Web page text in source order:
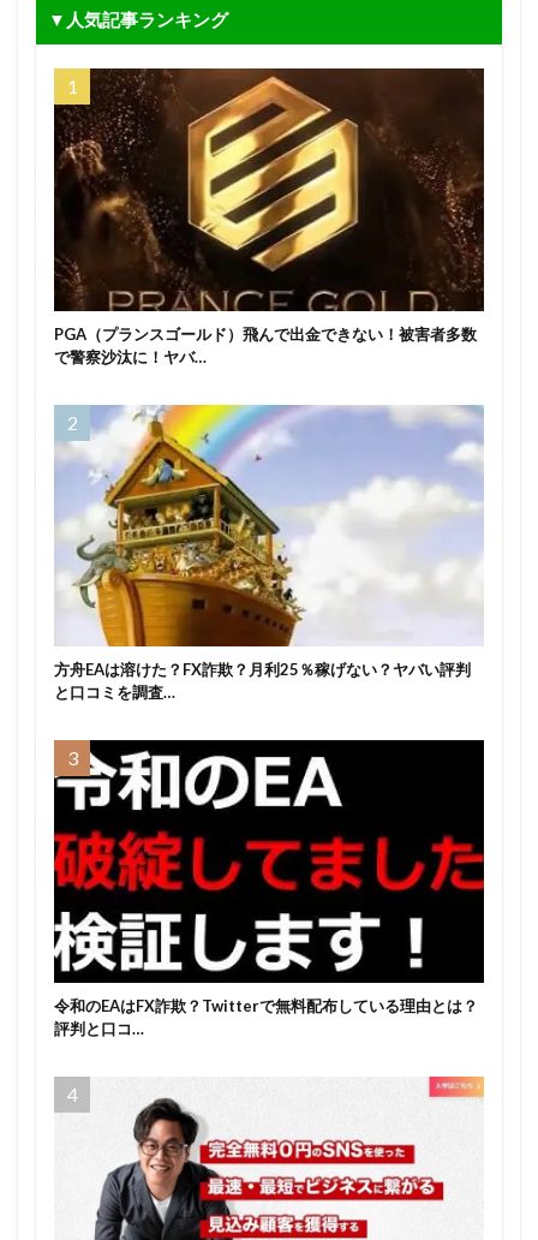
▼人気記事ランキング
PGA（プランスゴールド）飛んで出金できない！被害者多数
で警察沙汰に！ヤバ…
方舟EAは溶けた？FX詐欺？月利25％稼げない？ヤバい評判
と口コミを調査…
令和のEAはFX詐欺？Twitterで無料配布している理由とは？
評判と口コ…